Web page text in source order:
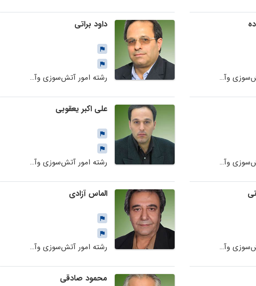
رشته امور آتش‌سوزی وآتش‌نشانی
داود براتی
رشته امور آتش‌سوزی وآتش‌نشانی
رشته امور آتش‌سوزی وآتش‌نشانی
علی اکبر یعقوبی
رشته امور آتش‌سوزی وآتش‌نشانی
رشته امور آتش‌سوزی وآتش‌نشانی
الماس آزادی
رشته امور آتش‌سوزی وآتش‌نشانی
محمود صادقی